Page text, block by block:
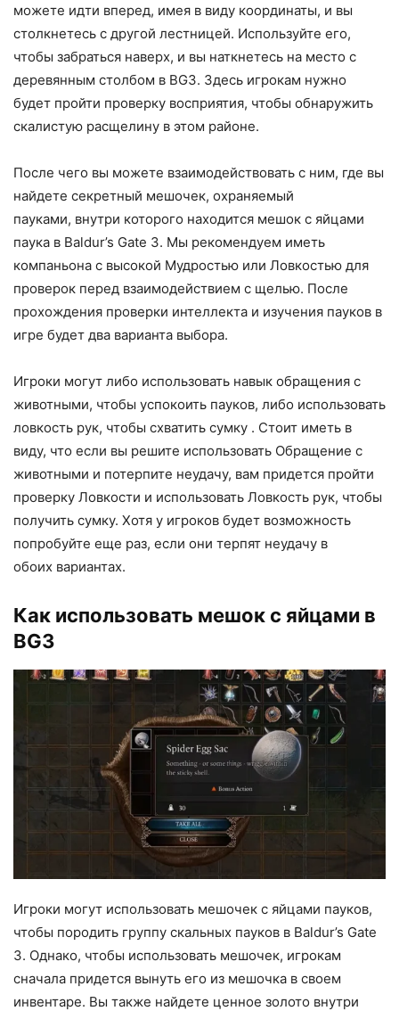
можете идти вперед, имея в виду координаты, и вы
столкнетесь с другой лестницей. Используйте его,
чтобы забраться наверх, и вы наткнетесь на место с
деревянным столбом в BG3. Здесь игрокам нужно
будет пройти проверку восприятия, чтобы обнаружить
скалистую расщелину в этом районе.
После чего вы можете взаимодействовать с ним, где вы
найдете секретный мешочек, охраняемый
пауками, внутри которого находится мешок с яйцами
паука в Baldur’s Gate 3. Мы рекомендуем иметь
компаньона с высокой Мудростью или Ловкостью для
проверок перед взаимодействием с щелью. После
прохождения проверки интеллекта и изучения пауков в
игре будет два варианта выбора.
Игроки могут либо использовать навык обращения с
животными, чтобы успокоить пауков, либо использовать
ловкость рук, чтобы схватить сумку . Стоит иметь в
виду, что если вы решите использовать Обращение с
животными и потерпите неудачу, вам придется пройти
проверку Ловкости и использовать Ловкость рук, чтобы
получить сумку. Хотя у игроков будет возможность
попробуйте еще раз, если они терпят неудачу в
обоих вариантах.
Как использовать мешок с яйцами в
BG3
Игроки могут использовать мешочек с яйцами пауков,
чтобы породить группу скальных пауков в Baldur’s Gate
3. Однако, чтобы использовать мешочек, игрокам
сначала придется вынуть его из мешочка в своем
инвентаре. Вы также найдете ценное золото внутри